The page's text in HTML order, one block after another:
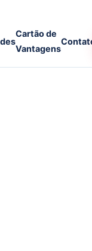
Cartão de
Vantagens